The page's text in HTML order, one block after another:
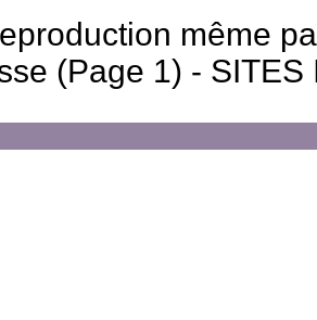
même
(Page 1) -